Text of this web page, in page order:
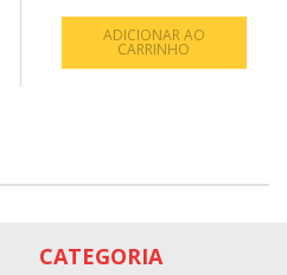
ADICIONAR AO
CARRINHO
CATEGORIA